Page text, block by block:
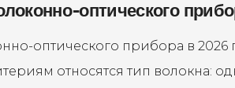
оптического
оптического прибора в 2026
относятся тип волокна: